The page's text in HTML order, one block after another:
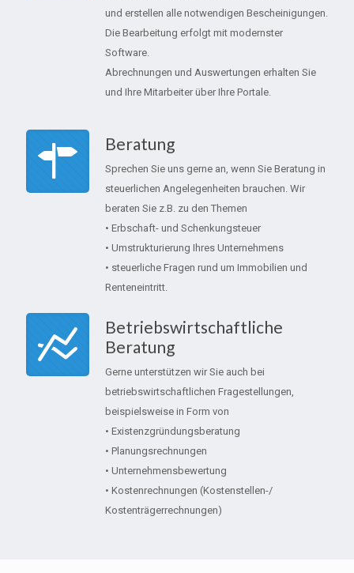
und erstellen alle notwendigen Bescheinigungen.
Die Bearbeitung erfolgt mit modernster
Software.
Abrechnungen und Auswertungen erhalten Sie
und Ihre Mitarbeiter über Ihre Portale.
Beratung
Sprechen Sie uns gerne an, wenn Sie Beratung in
steuerlichen Angelegenheiten brauchen. Wir
beraten Sie z.B. zu den Themen
• Erbschaft- und Schenkungsteuer
• Umstrukturierung Ihres Unternehmens
• steuerliche Fragen rund um Immobilien und
Renteneintritt.
Betriebswirtschaftliche
Beratung
Gerne unterstützen wir Sie auch bei
betriebswirtschaftlichen Fragestellungen,
beispielsweise in Form von
• Existenzgründungsberatung
• Planungsrechnungen
• Unternehmensbewertung
• Kostenrechnungen (Kostenstellen-/
Kostenträgerrechnungen)